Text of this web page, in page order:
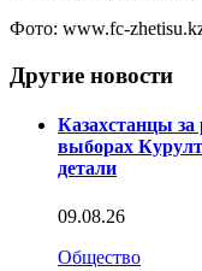
Фото: www.fc-
Другие новости
Казахстанцы за
выборах
детали
09.08.26
Общество